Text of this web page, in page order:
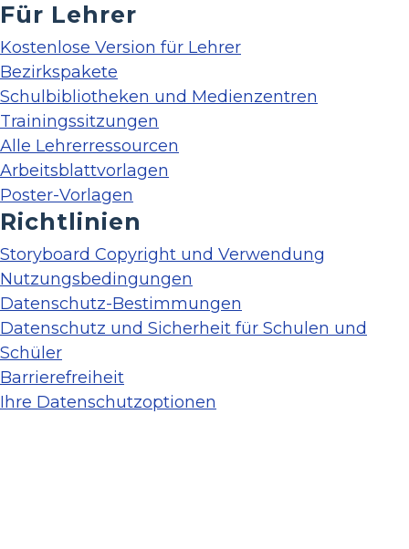
Für Lehrer
Kostenlose Version für Lehrer
Bezirkspakete
Schulbibliotheken und Medienzentren
Trainingssitzungen
Alle Lehrerressourcen
Arbeitsblattvorlagen
Poster-Vorlagen
Richtlinien
Storyboard Copyright und Verwendung
Nutzungsbedingungen
Datenschutz-Bestimmungen
Datenschutz und Sicherheit für Schulen und
Schüler
Barrierefreiheit
Ihre Datenschutzoptionen